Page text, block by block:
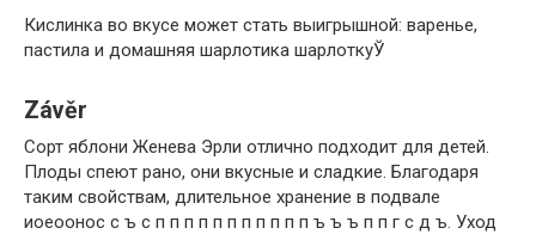
Кислинка во вкусе может стать выигрышной: варенье,
пастила и домашняя шарлотика шарлоткуЎ
Závěr
Сорт яблони Женева Эрли отлично подходит для детей.
Плоды спеют рано, они вкусные и сладкие. Благодаря
таким свойствам, длительное хранение в подвале
иоеоонос с ъ с п п п п п п п п п п п ъ ъ ъ п п г с д ъ. Уход